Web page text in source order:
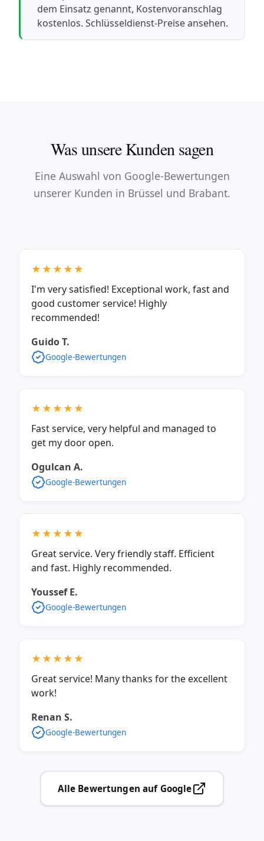
dem Einsatz genannt, Kostenvoranschlag
kostenlos.Schlüsseldienst-Preise ansehen.
Was unsere Kunden sagen
Eine Auswahl von Google-Bewertungen
unserer Kunden in Brüssel und Brabant.
★★★★★
I'm very satisfied! Exceptional work, fast and
good customer service! Highly
recommended!
Guido T.
Google-Bewertungen
★★★★★
Fast service, very helpful and managed to
get my door open.
Ogulcan A.
Google-Bewertungen
★★★★★
Great service. Very friendly staff. Efficient
and fast. Highly recommended.
Youssef E.
Google-Bewertungen
★★★★★
Great service! Many thanks for the excellent
work!
Renan S.
Google-Bewertungen
Alle Bewertungen auf Google